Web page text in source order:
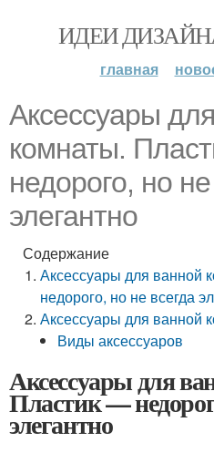
ИДЕИ
главная
Аксессуары
комнаты.
недорого, но
элегантно
Содержание
Аксессуары для ванной
недорого, но не всегда
Аксессуары для ванной
Виды аксессуаров
Аксессуары для
Пластик —
элегантно